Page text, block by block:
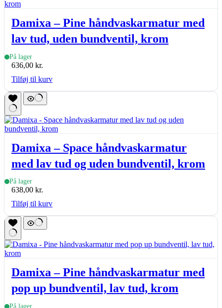
Damixa – Pine håndvaskarmatur med
lav tud, uden bundventil, krom
På lager
636,00 kr.
Tilføj til kurv
Damixa – Space håndvaskarmatur
med lav tud og uden bundventil, krom
På lager
638,00 kr.
Tilføj til kurv
Damixa – Pine håndvaskarmatur med
pop up bundventil, lav tud, krom
På lager